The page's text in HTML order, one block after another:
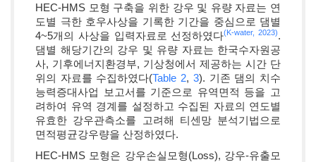
HEC-HMS 모형 구축을 위한 강우 및 유량 자료는 연
도별 극한 호우사상을 기록한 기간을 중심으로 댐별
4~5개의 사상을 입력자료로 선정하였다(K-water, 2023).
댐별 해당기간의 강우 및 유량 자료는 한국수자원공
사, 기후에너지환경부, 기상청에서 제공하는 시간 단
위의 자료를 수집하였다(Table 2, 3). 기존 댐의 치수
능력증대사업 보고서를 기준으로 유역면적 등을 고
려하여 유역 경계를 설정하고 수집된 자료의 연도별
유효한 강우관측소를 고려해 티센망 분석기법으로
면적평균강우량을 산정하였다.
HEC-HMS 모형은 강우손실모형(Loss), 강우-유출모